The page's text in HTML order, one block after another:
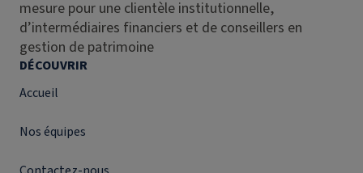
mesure pour une clientèle institutionnelle,
d’intermédiaires financiers et de conseillers en
gestion de patrimoine
DÉCOUVRIR
Accueil
Nos équipes